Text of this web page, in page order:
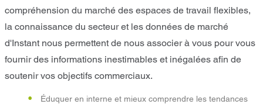
compréhension du marché des espaces de travail flexibles,
la connaissance du secteur et les données de marché
d'Instant nous permettent de nous associer à vous pour vous
fournir des informations inestimables et inégalées afin de
soutenir vos objectifs commerciaux.
Éduquer en interne et mieux comprendre les tendances